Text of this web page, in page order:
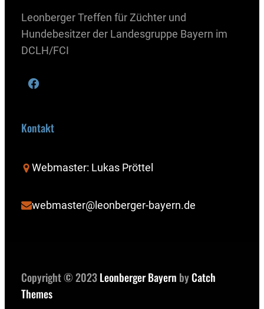
Leonberger Treffen für Züchter und
Hundebesitzer der Landesgruppe Bayern im
DCLH/FCI
Kontakt
Webmaster: Lukas Pröttel
webmaster@leonberger-bayern.de
Copyright © 2023Leonberger Bayern byCatch
Themes